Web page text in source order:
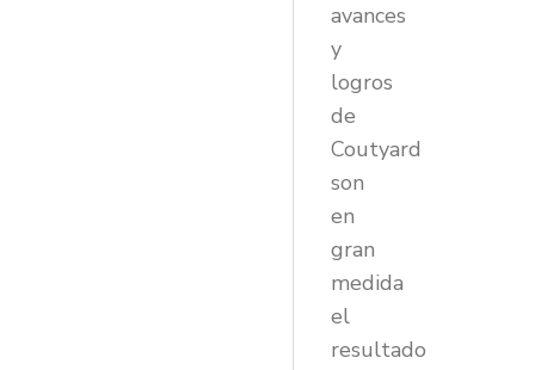
avances
y
logros
de
Coutyard
son
en
gran
medida
el
resultado